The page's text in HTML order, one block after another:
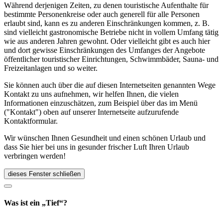
Während derjenigen Zeiten, zu denen touristische Aufenthalte für
bestimmte Personenkreise oder auch generell für alle Personen
erlaubt sind, kann es zu anderen Einschränkungen kommen, z. B.
sind vielleicht gastronomische Betriebe nicht in vollem Umfang tätig
wie aus anderen Jahren gewohnt. Oder vielleicht gibt es auch hier
und dort gewisse Einschränkungen des Umfanges der Angebote
öffentlicher touristischer Einrichtungen, Schwimmbäder, Sauna- und
Freizeitanlagen und so weiter.
Sie können auch über die auf diesen Internetseiten genannten Wege
Kontakt zu uns aufnehmen, wir helfen Ihnen, die vielen
Informationen einzuschätzen, zum Beispiel über das im Menü
("Kontakt") oben auf unserer Internetseite aufzurufende
Kontaktformular.
Wir wünschen Ihnen Gesundheit und einen schönen Urlaub und
dass Sie hier bei uns in gesunder frischer Luft Ihren Urlaub
verbringen werden!
dieses Fenster schließen
Was ist ein „Tief“?